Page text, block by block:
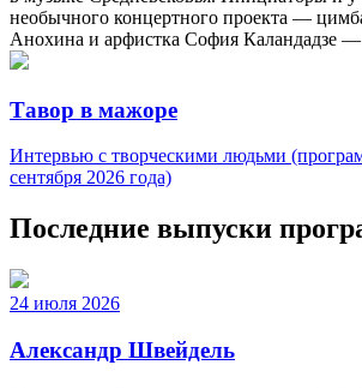
необычного концертного проекта —
Анохина и арфистка София Каландадзе
Тавор в мажоре
Интервью с творческими людьми
сентября 2026 года)
Последние выпуски
24 июля 2026
Александр Швейдель